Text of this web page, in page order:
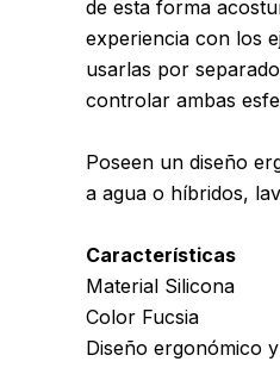
de esta forma
experiencia con los
usarlas por
controlar ambas
Poseen un diseño
a agua o híbridos,
Características
Material Silicona
Color Fucsia
Diseño ergonómico